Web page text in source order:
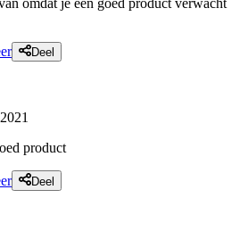
Deel
product
Deel